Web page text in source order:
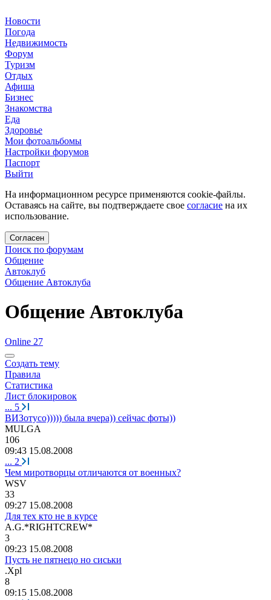
Новости
Погода
Недвижимость
Форум
Туризм
Отдых
Афиша
Бизнес
Знакомства
Еда
Здоровье
Мои фотоальбомы
Настройки форумов
Паспорт
Выйти
На информационном ресурсе применяются cookie-файлы.
Оставаясь на сайте, вы подтверждаете свое согласие на их
использование.
Согласен
Поиск по форумам
Общение
Автоклуб
Общение Автоклуба
Общение Автоклуба
Online 27
Создать тему
Правила
Статистика
Лист блокировок
... 5
ВИЗотусо))))) была вчера)) сейчас фоты))
MULGA
106
09:43 15.08.2008
... 2
Чем миротворцы отличаются от военных?
WSV
33
09:27 15.08.2008
Для тех кто не в курсе
A.G.*RIGHTCREW*
3
09:23 15.08.2008
Пусть не пятнецо но сиськи
.Xpl
8
09:15 15.08.2008